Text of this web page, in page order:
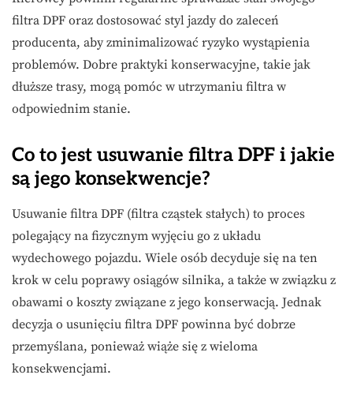
filtra DPF oraz dostosować styl jazdy do zaleceń
producenta, aby zminimalizować ryzyko wystąpienia
problemów. Dobre praktyki konserwacyjne, takie jak
dłuższe trasy, mogą pomóc w utrzymaniu filtra w
odpowiednim stanie.
Co to jest usuwanie filtra DPF i jakie
są jego konsekwencje?
Usuwanie filtra DPF (filtra cząstek stałych) to proces
polegający na fizycznym wyjęciu go z układu
wydechowego pojazdu. Wiele osób decyduje się na ten
krok w celu poprawy osiągów silnika, a także w związku z
obawami o koszty związane z jego konserwacją. Jednak
decyzja o usunięciu filtra DPF powinna być dobrze
przemyślana, ponieważ wiąże się z wieloma
konsekwencjami.